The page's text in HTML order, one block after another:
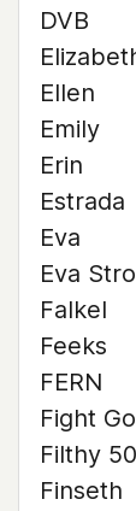
DVB
Ellen
Emily
Erin
Estrada
Eva
Eva
Falkel
Feeks
FERN
Fight
Filthy 50
Finseth